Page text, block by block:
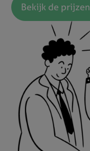
Bekijk de prijzen